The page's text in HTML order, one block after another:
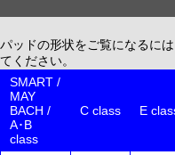
パッドの形状をご覧になるに
てください。
SMART /
MAY
BACH /
A･B
class
C class E